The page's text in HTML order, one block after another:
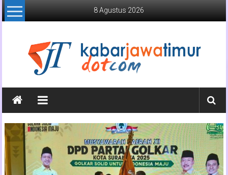
Lompat
ke
8 Agustus 2026
Kabar
Jawa
Timur
Media
Online
Jawa